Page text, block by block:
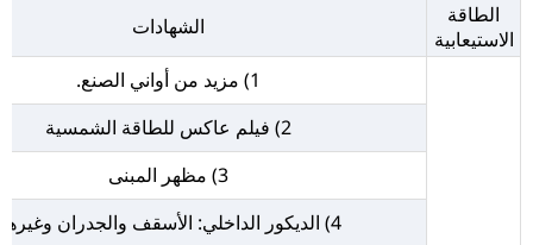
الطاقة
الاستيعابية
الشهادات
1) مزيد من أواني الصنع.
2) فيلم عاكس للطاقة الشمسية
3) مظهر المبنى
4) الديكور الداخلي: الأسقف والجدران وغيرها.